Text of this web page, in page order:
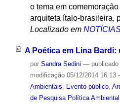
o tema em
arquiteta ítalo-brasileira,
Localizado em
A Poética em Lina Bardi:
por Sandra Sedini — publicado
modificação05/12/2014 16:13
Ambientais
Evento público,
de Pesquisa Política Ambiental